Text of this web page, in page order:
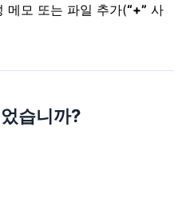
메모 또는 파일 추가(“+” 사
습니까?